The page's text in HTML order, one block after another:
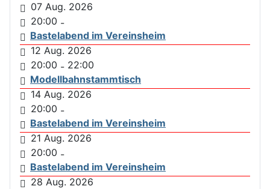
07 Aug. 2026
20:00 -
Bastelabend im Vereinsheim
12 Aug. 2026
20:00 - 22:00
Modellbahnstammtisch
14 Aug. 2026
20:00 -
Bastelabend im Vereinsheim
21 Aug. 2026
20:00 -
Bastelabend im Vereinsheim
28 Aug. 2026